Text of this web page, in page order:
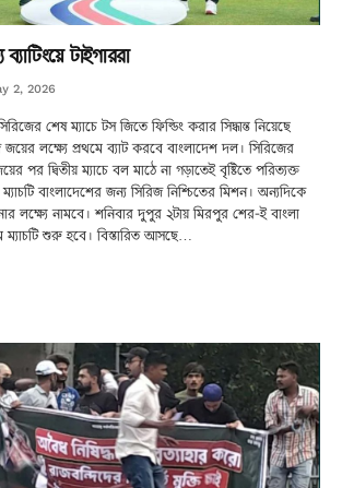
টাইগাররা
2, 2026
শেষ ম্যাচে টস জিতে ফিল্ডিং করার সিদ্ধান্ত নিয়েছে
জয়ের লক্ষ্যে প্রথমে ব্যাট করবে বাংলাদেশ দল। সিরিজের
পর দ্বিতীয় ম্যাচে বল মাঠে না গড়াতেই বৃষ্টিতে পরিত্যক্ত
বাংলাদেশের জন্য সিরিজ নিশ্চিতের মিশন। অন্যদিকে
লক্ষ্যে নামবে। শনিবার দুপুর ২টায় মিরপুর শের-ই বাংলা
ম্যাচটি শুরু হবে। বিস্তারিত আসছে…